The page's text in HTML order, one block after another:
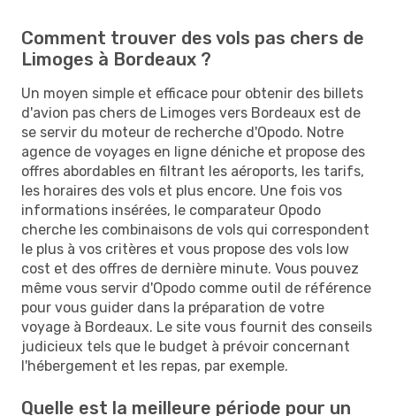
Comment trouver des vols pas chers de
Limoges à Bordeaux ?
Un moyen simple et efficace pour obtenir des billets
d'avion pas chers de Limoges vers Bordeaux est de
se servir du moteur de recherche d'Opodo. Notre
agence de voyages en ligne déniche et propose des
offres abordables en filtrant les aéroports, les tarifs,
les horaires des vols et plus encore. Une fois vos
informations insérées, le comparateur Opodo
cherche les combinaisons de vols qui correspondent
le plus à vos critères et vous propose des vols low
cost et des offres de dernière minute. Vous pouvez
même vous servir d'Opodo comme outil de référence
pour vous guider dans la préparation de votre
voyage à Bordeaux. Le site vous fournit des conseils
judicieux tels que le budget à prévoir concernant
l'hébergement et les repas, par exemple.
Quelle est la meilleure période pour un